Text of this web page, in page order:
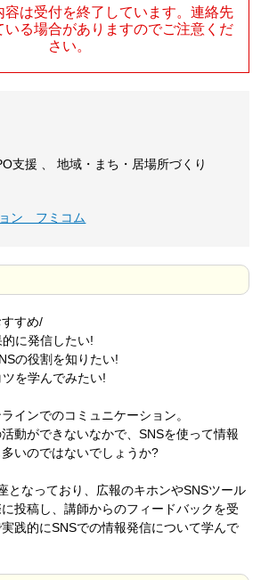
は受付を終了しています。連絡先
いる場合がありますのでご注意くだ
さい。
支援 、 地域・まち・居場所づくり
ン フミコム
すめ/
に発信したい!
の役割を知りたい!
を学んでみたい!
インでのコミュニケーション。
動ができないなかで、SNSを使って情報
いのではないでしょうか?
となっており、広報のキホンやSNSツール
投稿し、講師からのフィードバックを受
践的にSNSでの情報発信について学んで